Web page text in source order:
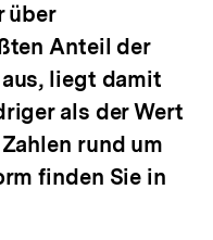
über
Anteil der
liegt damit
als der Wert
rund um
finden Sie in